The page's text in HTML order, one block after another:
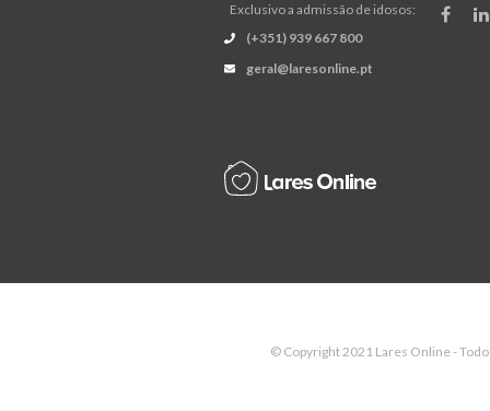
Exclusivo a admissão de idosos:
(+351) 939 667 800
geral@laresonline.pt
© Copyright 2021 Lares Online -